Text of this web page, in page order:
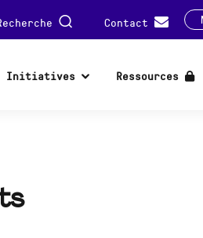
Contact
Initiatives Ressources